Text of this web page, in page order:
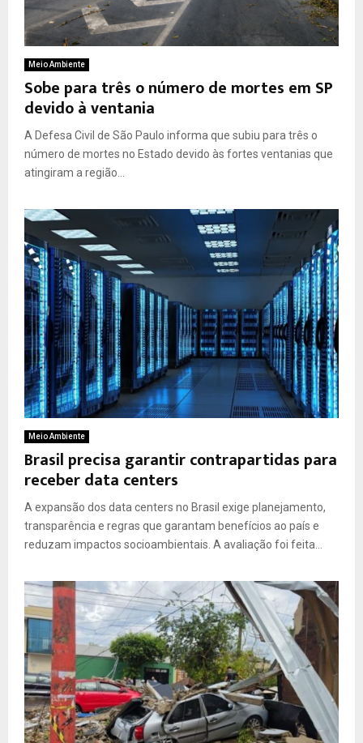
Meio Ambiente
Sobe para três o número de mortes em SP
devido à ventania
A Defesa Civil de São Paulo informa que subiu para três o
número de mortes no Estado devido às fortes ventanias que
atingiram a região...
Meio Ambiente
Brasil precisa garantir contrapartidas para
receber data centers
A expansão dos data centers no Brasil exige planejamento,
transparência e regras que garantam benefícios ao país e
reduzam impactos socioambientais. A avaliação foi feita...